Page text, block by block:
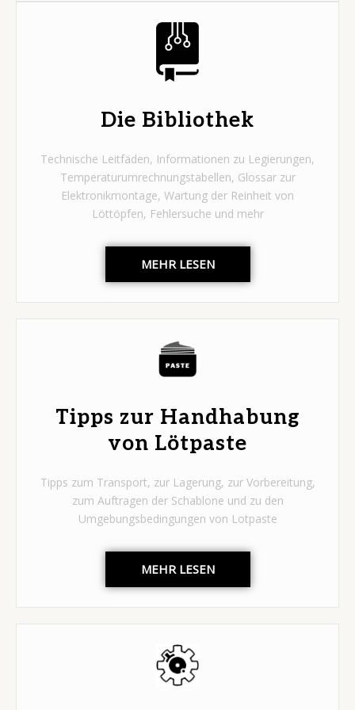
Die Bibliothek
Technische Leitfäden, Informationen zu Legierungen,
Temperaturumrechnungstabellen, Glossar zur
Elektronikmontage, Wartung der Reinheit von
Löttöpfen, Fehlersuche und mehr
MEHR LESEN
Tipps zur Handhabung
von Lötpaste
Tipps zum Transport, zur Lagerung, zur Vorbereitung,
zum Auftragen der Schablone und zu den
Umgebungsbedingungen von Lotpaste
MEHR LESEN